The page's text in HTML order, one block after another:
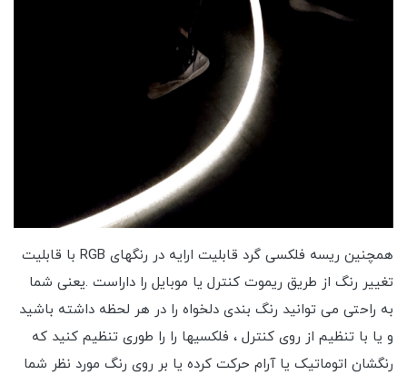
همچنین ریسه فلکسی گرد قابلیت ارایه در رنگهای RGB با قابلیت
تغییر رنگ از طریق ریموت کنترل یا موبایل را داراست .یعنی شما
به راحتی می توانید رنگ بندی دلخواه را در هر لحظه داشته باشید
و یا با تنظیم از روی کنترل ، فلکسیها را را طوری تنظیم کنید که
رنگشان اتوماتیک یا آرام حرکت کرده یا بر روی رنگ مورد نظر شما